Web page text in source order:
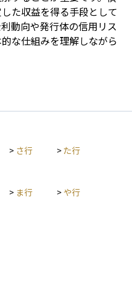
た収益を得る手段として
動向や発行体の信用リス
な仕組みを理解しながら
> さ行 > た行
> ま行 > や行